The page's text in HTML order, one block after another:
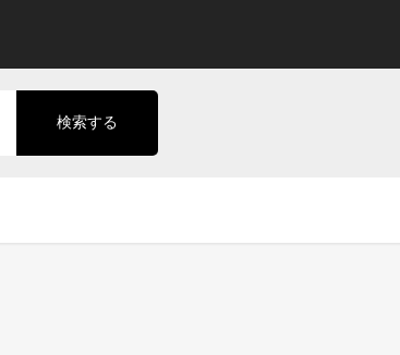
検索する